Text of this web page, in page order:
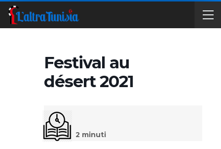
Festival au
désert 2021
2 minuti